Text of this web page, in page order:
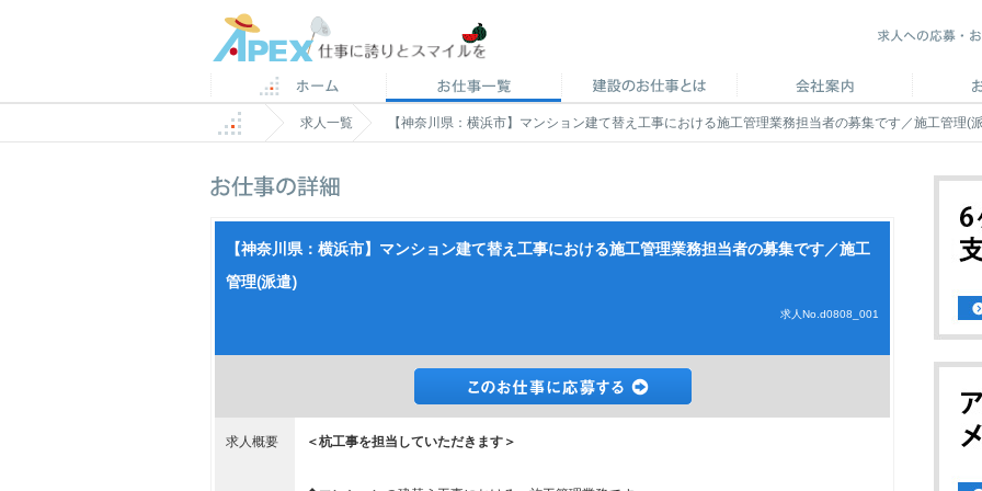
求人一覧 【神奈川県：横浜市】マンション建て替え工事における施工管理業務担当者の募集です／施工管理(
【神奈川県：横浜市】マンション建て替え工事における施工管理業務担当者の募集です／施工
管理(派遣)
求人No.d0808_001
求人概要 ＜杭工事を担当していただきます＞